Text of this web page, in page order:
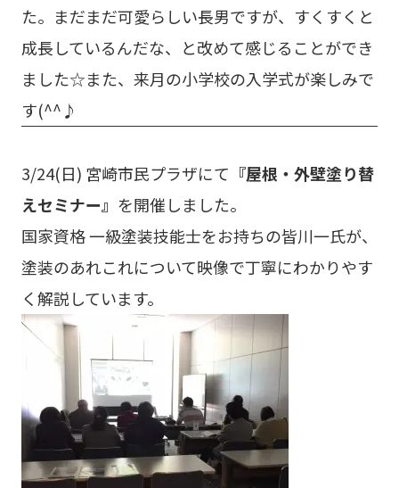
た。まだまだ可愛らしい長男ですが、すくすくと
成長しているんだな、と改めて感じることができ
ました☆また、来月の小学校の入学式が楽しみで
す(^^♪
3/24(日) 宮崎市民プラザにて 『屋根・外壁塗り替
えセミナー』 を開催しました。
国家資格 一級塗装技能士をお持ちの皆川一氏が、
塗装のあれこれについて映像で丁寧にわかりやす
く解説しています。